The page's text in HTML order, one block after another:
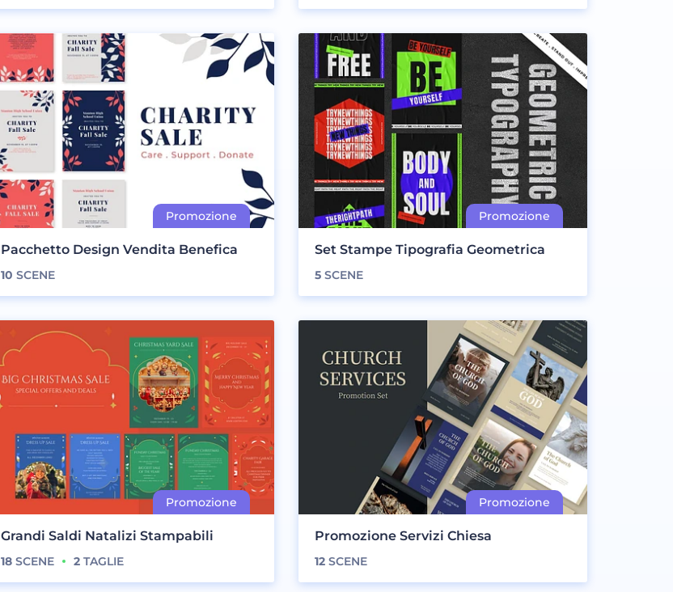
Pacchetto Design Vendita Benefica
10 SCENE
Set Stampe Tipografia Geometrica
5SCENE
Grandi Saldi Natalizi Stampabili
18 SCENE 2 TAGLIE
Promozione Servizi Chiesa
12SCENE